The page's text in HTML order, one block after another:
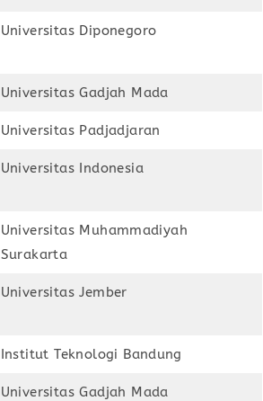
Universitas Diponegoro
Universitas Gadjah Mada
Universitas Padjadjaran
Universitas Indonesia
Universitas Muhammadiyah
Surakarta
Universitas Jember
Institut Teknologi Bandung
Universitas Gadjah Mada